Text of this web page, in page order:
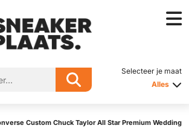
Selecteer je maat
Alles
Custom Chuck Taylor All Star Premium Wedding